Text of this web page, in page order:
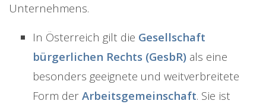
Unternehmens.
In Österreich gilt die Gesellschaft
bürgerlichen Rechts (GesbR) als eine
besonders geeignete und weitverbreitete
Form der Arbeitsgemeinschaft. Sie ist